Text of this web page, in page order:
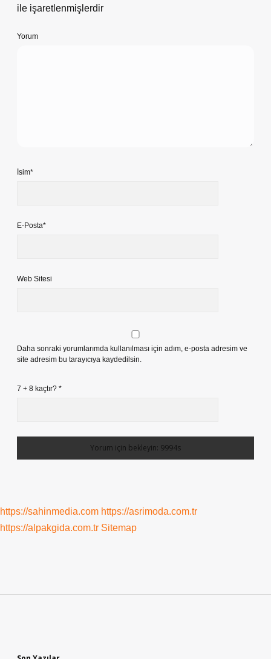
ile işaretlenmişlerdir
Yorum
İsim*
E-Posta*
Web Sitesi
Daha sonraki yorumlarımda kullanılması için adım, e-posta adresim ve
site adresim bu tarayıcıya kaydedilsin.
7 + 8 kaçtır? *
https://sahinmedia.com https://asrimoda.com.tr
https://alpakgida.com.tr Sitemap